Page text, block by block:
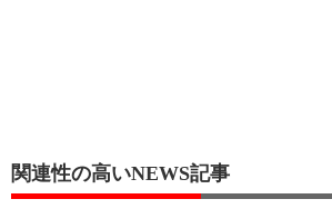
関連性の高いNEWS記事